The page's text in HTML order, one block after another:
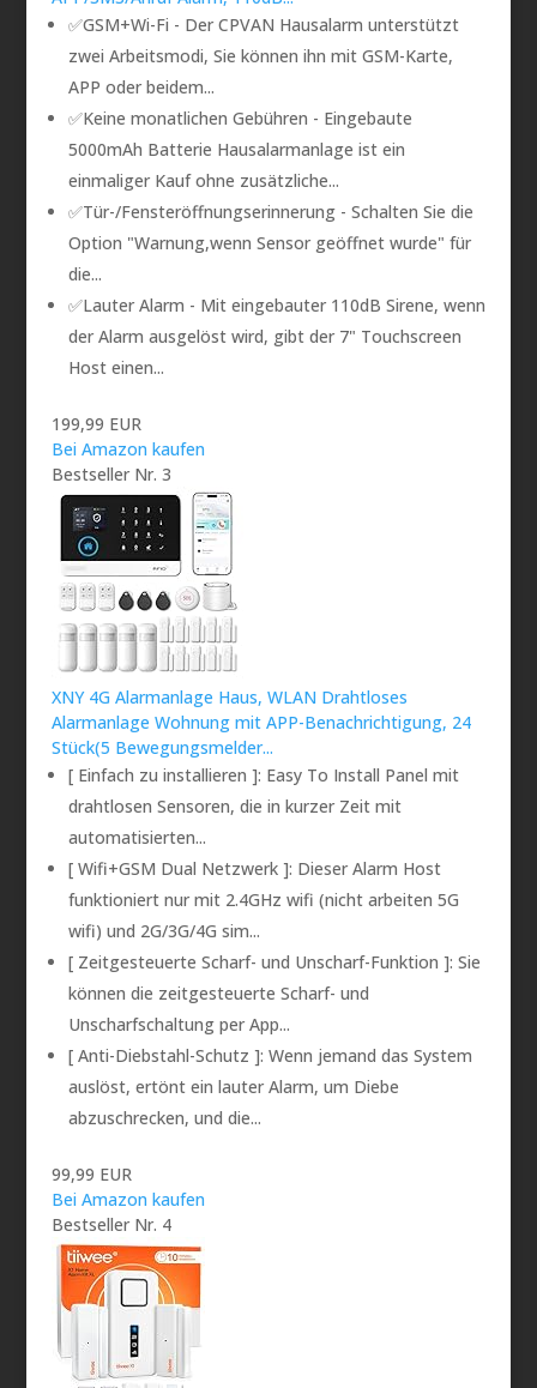
✅GSM+Wi-Fi - Der CPVAN Hausalarm unterstützt
zwei Arbeitsmodi, Sie können ihn mit GSM-Karte,
APP oder beidem...
✅Keine monatlichen Gebühren - Eingebaute
5000mAh Batterie Hausalarmanlage ist ein
einmaliger Kauf ohne zusätzliche...
✅Tür-/Fensteröffnungserinnerung - Schalten Sie die
Option "Warnung,wenn Sensor geöffnet wurde" für
die...
✅Lauter Alarm - Mit eingebauter 110dB Sirene, wenn
der Alarm ausgelöst wird, gibt der 7" Touchscreen
Host einen...
199,99 EUR
Bei Amazon kaufen
Bestseller Nr. 3
XNY 4G Alarmanlage Haus, WLAN Drahtloses
Alarmanlage Wohnung mit APP-Benachrichtigung, 24
Stück(5 Bewegungsmelder...
[ Einfach zu installieren ]: Easy To Install Panel mit
drahtlosen Sensoren, die in kurzer Zeit mit
automatisierten...
[ Wifi+GSM Dual Netzwerk ]: Dieser Alarm Host
funktioniert nur mit 2.4GHz wifi (nicht arbeiten 5G
wifi) und 2G/3G/4G sim...
[ Zeitgesteuerte Scharf- und Unscharf-Funktion ]: Sie
können die zeitgesteuerte Scharf- und
Unscharfschaltung per App...
[ Anti-Diebstahl-Schutz ]: Wenn jemand das System
auslöst, ertönt ein lauter Alarm, um Diebe
abzuschrecken, und die...
99,99 EUR
Bei Amazon kaufen
Bestseller Nr. 4